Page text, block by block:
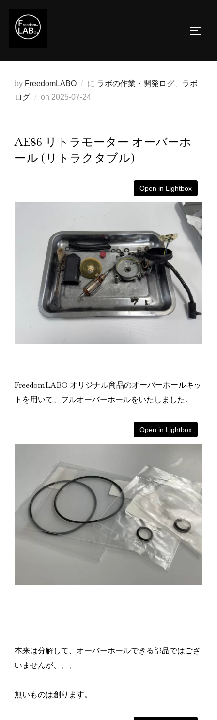
ツ
by FreedomLABO に ラボの作業・開発ログ
ラボ
ログ
on 投
2025-07-24
AE86 リトラモーター オーバーホ
ール (リトラクタブル)
Open in Lightbox
FreedomLABO オリジナル商品のオーバーホールキッ
トを用いて、フルオーバーホールをいたしました。
Open in Lightbox
本来は分解して、オーバーホールできる部品ではござ
いませんが、、、
無いものは創ります。